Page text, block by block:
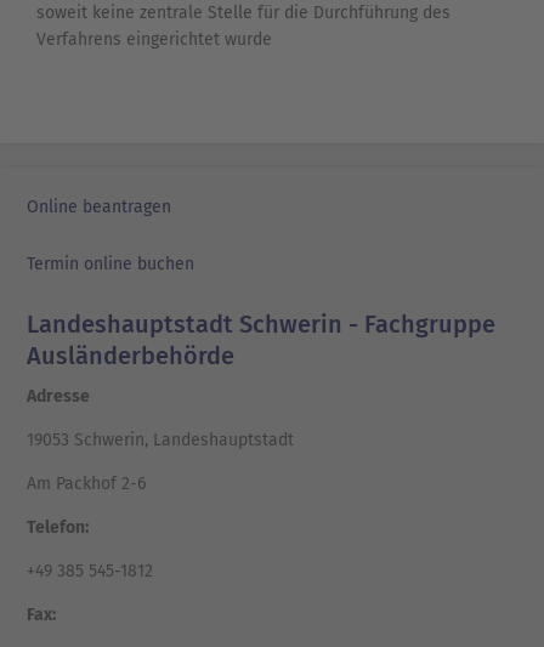
soweit keine zentrale Stelle für die Durchführung des
Verfahrens eingerichtet wurde
Online beantragen
Termin online buchen
Landeshauptstadt Schwerin - Fachgruppe
Ausländerbehörde
Adresse
19053 Schwerin, Landeshauptstadt
Am Packhof 2-6
Telefon:
+49 385 545-1812
Fax: